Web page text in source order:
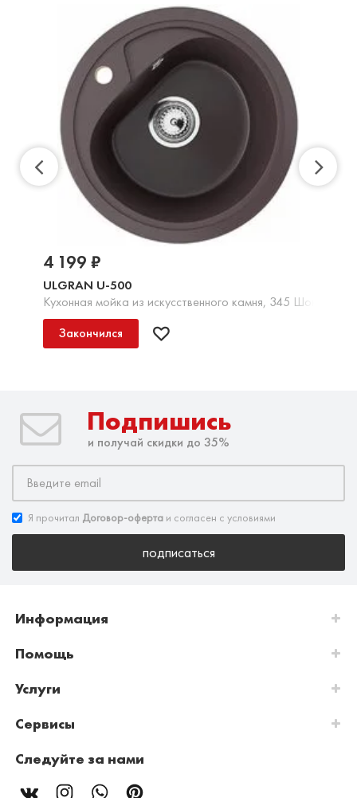
ULGRAN U-500
Кухонная мойка из искусственного камня, 345 Шоколад
4 199 ₽
Закончился
Подпишись
и получай скидки до 35%
Я прочитал Договор-оферта и согласен с условиями
подписаться
Информация
Помощь
Услуги
Сервисы
Следуйте за нами